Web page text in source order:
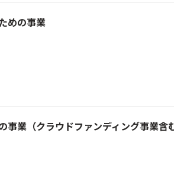
めの事業
業（クラウドファンディング事業含